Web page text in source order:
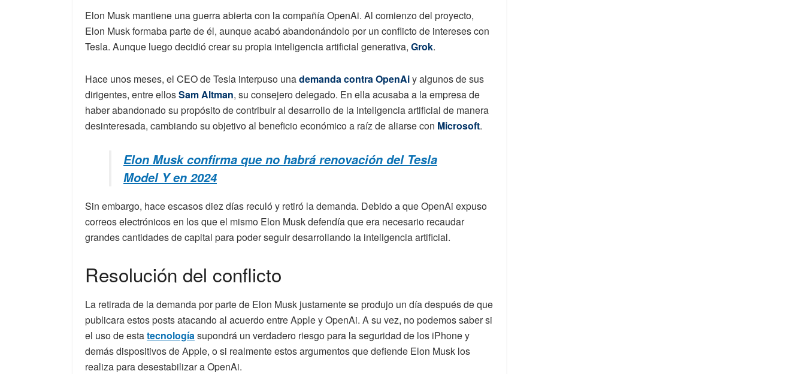
Elon Musk mantiene una guerra abierta con la compañía OpenAi. Al comienzo del proyecto,
Elon Musk formaba parte de él, aunque acabó abandonándolo por un conflicto de intereses con
Tesla. Aunque luego decidió crear su propia inteligencia artificial generativa, Grok.
Hace unos meses, el CEO de Tesla interpuso unademanda contra OpenAiy algunos de sus
dirigentes, entre ellosSam Altman, su consejero delegado. En ella acusaba a la empresa de
haber abandonado su propósito de contribuir al desarrollo de la inteligencia artificial de manera
desinteresada, cambiando su objetivo al beneficio económico a raíz de aliarse con Microsoft.
Elon Musk confirma que no habrá renovación del Tesla
Model Y en 2024
Sin embargo, hace escasos diez días reculó y retiró la demanda. Debido a que OpenAi expuso
correos electrónicos en los que el mismo Elon Musk defendía que era necesario recaudar
grandes cantidades de capital para poder seguir desarrollando la inteligencia artificial.
Resolución del conflicto
La retirada de la demanda por parte de Elon Musk justamente se produjo un día después de que
publicara estos posts atacando al acuerdo entre Apple y OpenAi. A su vez, no podemos saber si
el uso de estatecnología supondrá un verdadero riesgo para la seguridad de los iPhone y
demás dispositivos de Apple, o si realmente estos argumentos que defiende Elon Musk los
realiza para desestabilizar a OpenAi.